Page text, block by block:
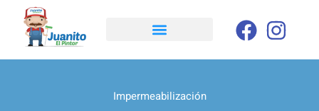
Impermeabilización